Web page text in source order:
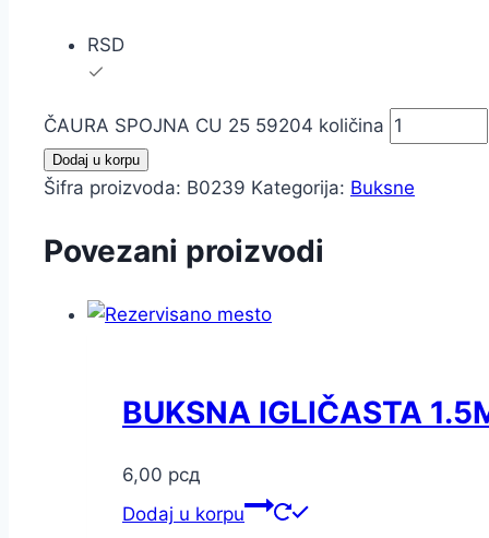
RSD
ČAURA SPOJNA CU 25 59204 količina
Dodaj u korpu
Šifra proizvoda: B0239 Kategorija: Buksne
Povezani proizvodi
BUKSNA IGLIČASTA
6,00 рсд
Dodaj u korpu